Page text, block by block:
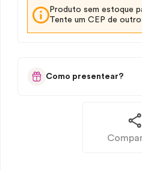
Produto sem estoque
Tente um CEP de
Como presentear?